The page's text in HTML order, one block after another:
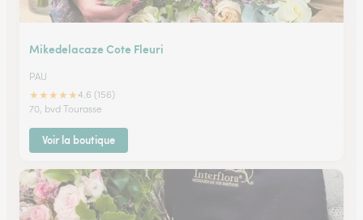
Mikedelacaze Cote Fleuri
PAU
★★★★★4.6 (156)
70, bvd Tourasse
Voir la boutique